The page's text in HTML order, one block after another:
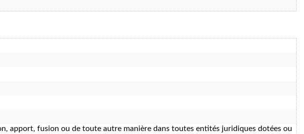
apport, fusion ou de toute autre manière dans toutes entités juridiques dotées ou